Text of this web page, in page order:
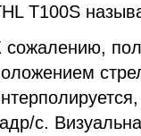
T100S
сожалению,
с.